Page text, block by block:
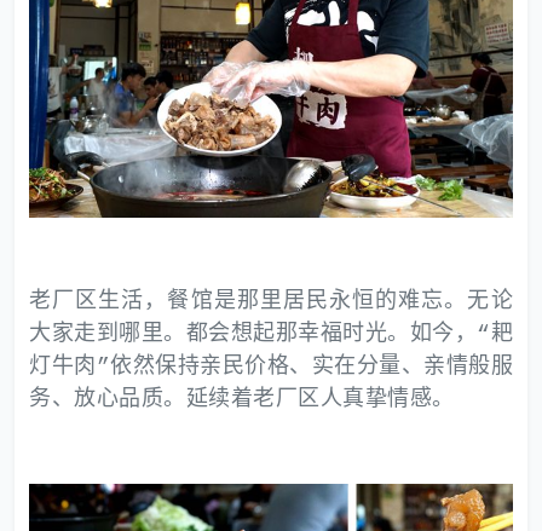
老厂区生活，餐馆是那里居民永恒的难忘。无论
大家走到哪里。都会想起那幸福时光。如今，“耙
灯牛肉”依然保持亲民价格、实在分量、亲情般服
务、放心品质。延续着老厂区人真挚情感。